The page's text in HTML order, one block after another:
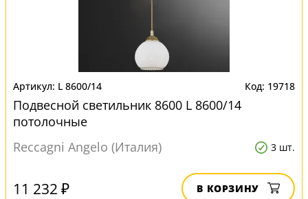
L 8600/14 19718
Подвесной светильник 8600 L 8600/14
потолочные
Reccagni Angelo (Италия)
3 шт.
11 232 ₽ В КОРЗИНУ